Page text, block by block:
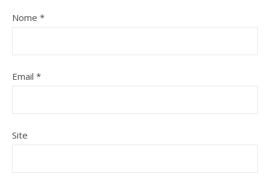
Nome *
Email *
Site